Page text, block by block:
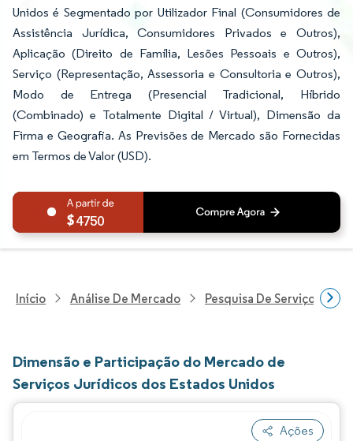
Unidos é Segmentado por Utilizador Final (Consumidores de
Assistência Jurídica, Consumidores Privados e Outros),
Aplicação (Direito de Família, Lesões Pessoais e Outros),
Serviço (Representação, Assessoria e Consultoria e Outros),
Modo de Entrega (Presencial Tradicional, Híbrido
(Combinado) e Totalmente Digital / Virtual), Dimensão da
Firma e Geografia. As Previsões de Mercado são Fornecidas
em Termos de Valor (USD).
4750
Início Análise De Mercado Pesquisa De Serviços
Dimensão e Participação do Mercado de
Serviços Jurídicos dos Estados Unidos
Ações